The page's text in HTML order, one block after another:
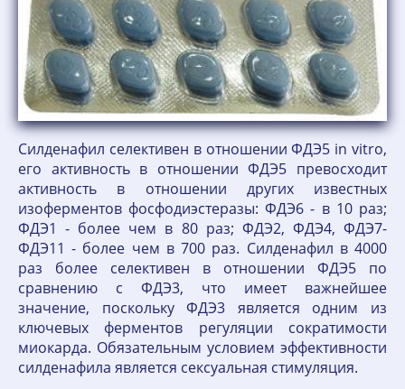
Силденафил селективен в отношении ФДЭ5 in vitro,
его активность в отношении ФДЭ5 превосходит
активность в отношении других известных
изоферментов фосфодиэстеразы: ФДЭ6 - в 10 раз;
ФДЭ1 - более чем в 80 раз; ФДЭ2, ФДЭ4, ФДЭ7-
ФДЭ11 - более чем в 700 раз. Силденафил в 4000
раз более селективен в отношении ФДЭ5 по
сравнению с ФДЭ3, что имеет важнейшее
значение, поскольку ФДЭ3 является одним из
ключевых ферментов регуляции сократимости
миокарда. Обязательным условием эффективности
силденафила является сексуальная стимуляция.